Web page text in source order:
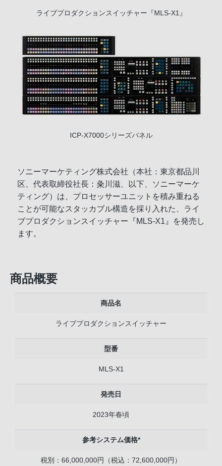
ライブプロダクションスイッチャー『MLS-X1』
ICP-X7000シリーズパネル
ソニーマーケティング株式会社（本社：東京都品川
区、代表取締役社長：粂川滋、以下、ソニーマーケ
ティング）は、プロセッサーユニットを積み重ねる
ことが可能なスタッカブル構造を採り入れた、ライ
ブプロダクションスイッチャー『MLS-X1』を発売し
ます。
商品概要
商品名
ライブプロダクションスイッチャー
型番
MLS-X1
発売日
2023年春頃
参考システム価格*
税別：66,000,000円（税込：72,600,000円）